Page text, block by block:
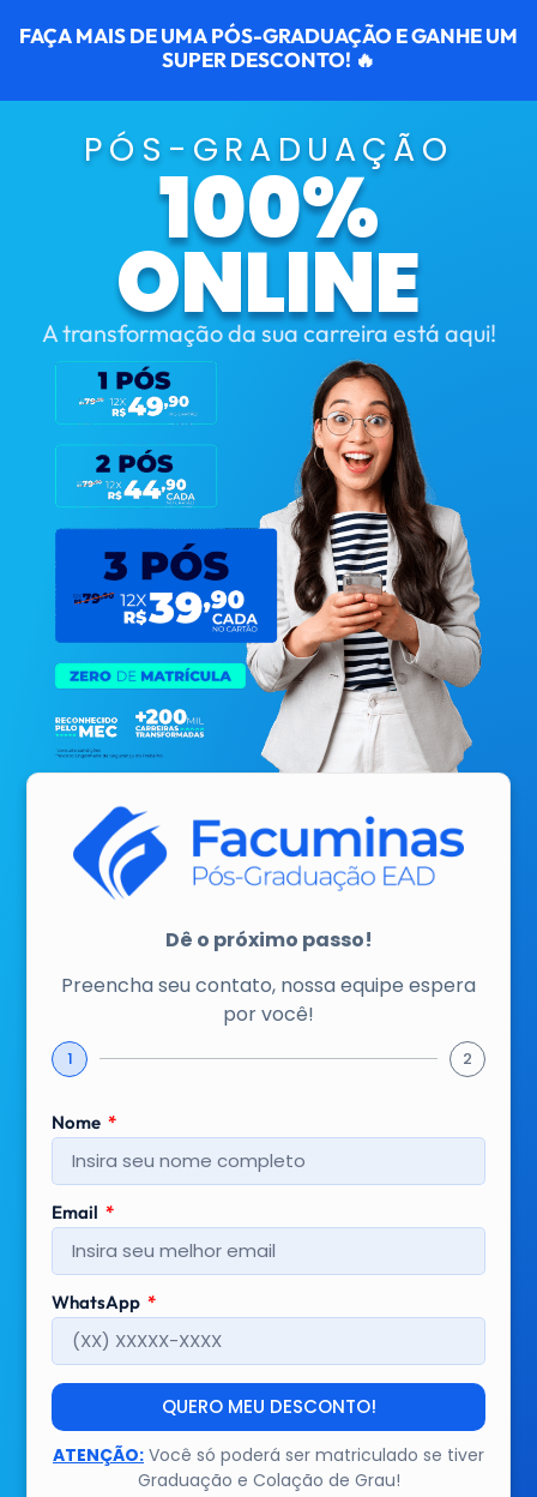
FAÇA MAIS DE UMA PÓS-GRADUAÇÃO E GANHE UM
SUPER DESCONTO! 🔥
Dê o próximo passo!
Preencha seu contato, nossa equipe espera
por você!
1 2
Nome
Email
WhatsApp
QUERO MEU DESCONTO!
ATENÇÃO: Você só poderá ser matriculado se tiver
Graduação e Colação de Grau!
PÓS-GRADUAÇÃO
100%
ONLINE
A transformação da sua carreira está aqui!